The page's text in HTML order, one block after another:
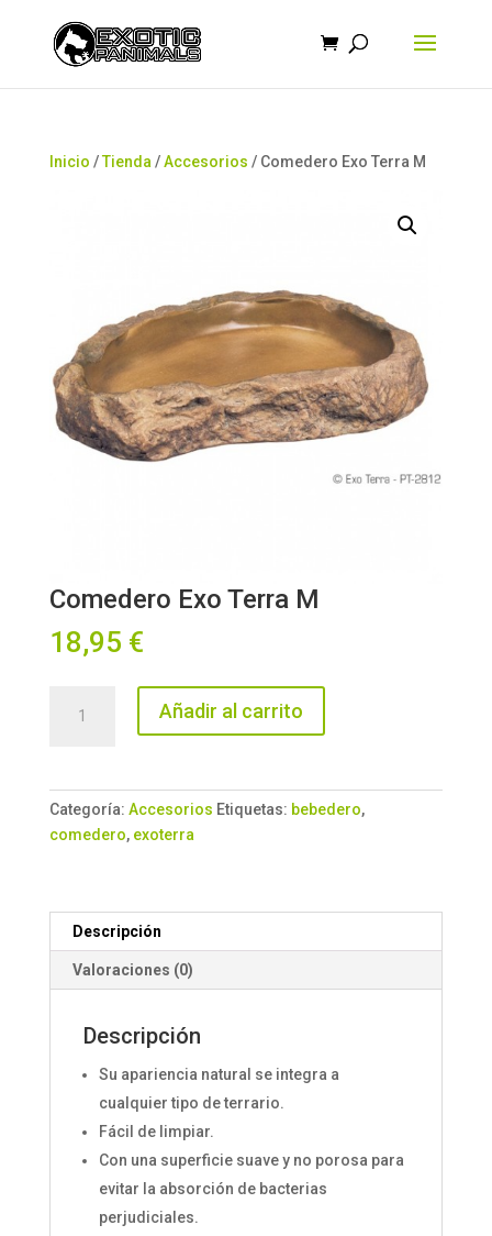
Inicio /Tienda /Accesorios / Comedero Exo Terra M
Comedero Exo Terra M
18,95 €
cantidad
Añadir al carrito
Categoría: Accesorios Etiquetas: bebedero,
comedero, exoterra
Descripción
Valoraciones (0)
Descripción
Su apariencia natural se integra a
cualquier tipo de terrario.
Fácil de limpiar.
Con una superficie suave y no porosa para
evitar la absorción de bacterias
perjudiciales.